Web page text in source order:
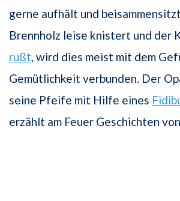
gerne aufhält und
Brennholz leise knistert und der
rußt, wird dies meist mit dem
Gemütlichkeit verbunden. Der
seine Pfeife mit Hilfe eines
erzählt am Feuer Geschichten